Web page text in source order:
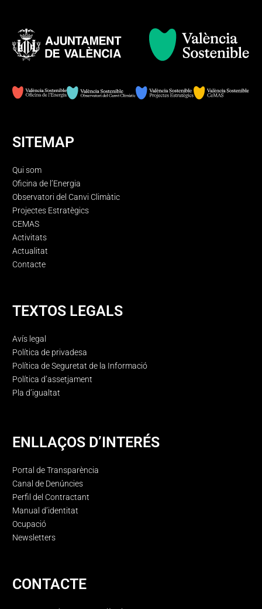
Comunidades
Sostenibles
SITEMAP
Qui som
Oficina de l’Energia
Observatori del Canvi Climàtic
Projectes Estratègics
CEMAS
Activitats
Actualitat
Contacte
TEXTOS LEGALS
Avís legal
Política de privadesa
Política de Seguretat de la Informació
Política d’assetjament
Pla d’igualtat
ENLLAÇOS D’INTERÉS
Portal de Transparència
Canal de Denúncies
Perfil del Contractant
Manual d’identitat
Ocupació
Newsletters
CONTACTE